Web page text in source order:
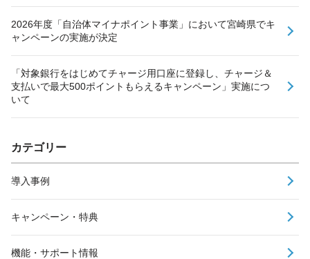
2026年度「自治体マイナポイント事業」において宮崎県でキ
ャンペーンの実施が決定
「対象銀行をはじめてチャージ用口座に登録し、チャージ＆
支払いで最大500ポイントもらえるキャンペーン」実施につ
いて
カテゴリー
導入事例
キャンペーン・特典
機能・サポート情報